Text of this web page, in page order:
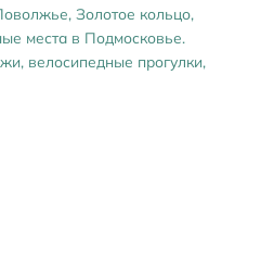
Золотое кольцо,
места в Подмосковье.
велосипедные прогулки,